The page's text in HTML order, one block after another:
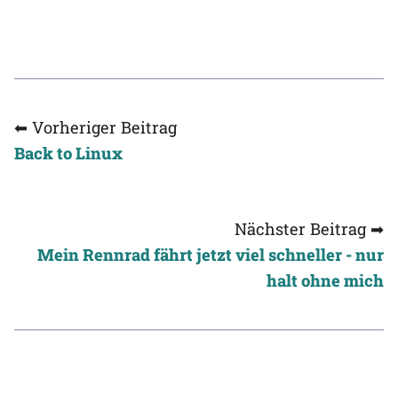
⬅ Vorheriger Beitrag
Back to Linux
Nächster Beitrag ➡
Mein Rennrad fährt jetzt viel schneller - nur
halt ohne mich